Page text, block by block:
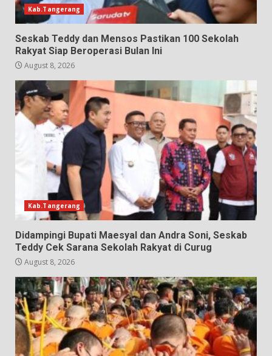
Kab.Tangerang
Seskab Teddy dan Mensos Pastikan 100 Sekolah
Rakyat Siap Beroperasi Bulan Ini
August 8, 2026
Kab.Tangerang
Didampingi Bupati Maesyal dan Andra Soni, Seskab
Teddy Cek Sarana Sekolah Rakyat di Curug
August 8, 2026